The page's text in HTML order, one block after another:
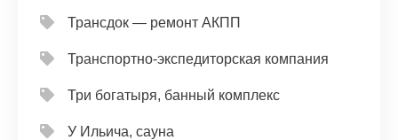
Трансдок — ремонт АКПП
Транспортно-экспедиторская компания
Три богатыря, банный комплекс
У Ильича, сауна